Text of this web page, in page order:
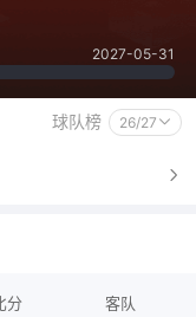
2027-05-31
球队榜 26/27
分 客队